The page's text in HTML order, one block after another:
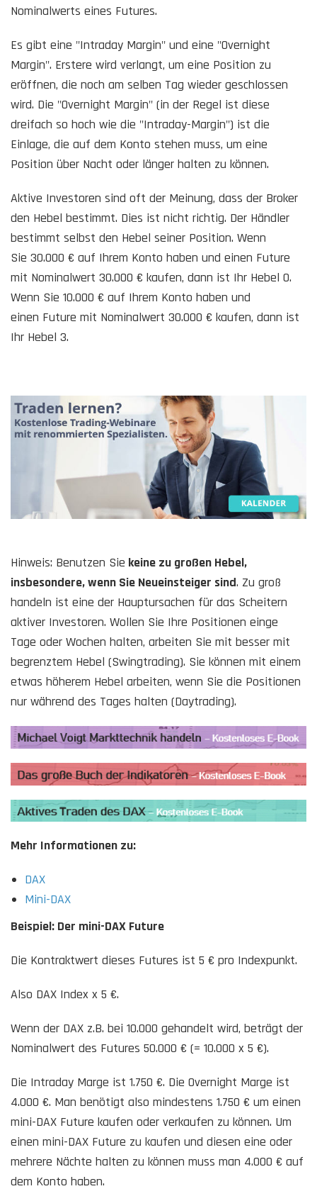
Nominalwerts eines Futures.
Es gibt eine "Intraday Margin" und eine "Overnight
Margin". Erstere wird verlangt, um eine Position zu
eröffnen, die noch am selben Tag wieder geschlossen
wird. Die "Overnight Margin" (in der Regel ist diese
dreifach so hoch wie die "Intraday-Margin") ist die
Einlage, die auf dem Konto stehen muss, um eine
Position über Nacht oder länger halten zu können.
Aktive Investoren sind oft der Meinung, dass der Broker
den Hebel bestimmt. Dies ist nicht richtig. Der Händler
bestimmt selbst den Hebel seiner Position. Wenn
Sie 30.000 € auf Ihrem Konto haben und einen Future
mit Nominalwert 30.000 € kaufen, dann ist Ihr Hebel 0.
Wenn Sie 10.000 € auf Ihrem Konto haben und
einen Future mit Nominalwert 30.000 € kaufen, dann ist
Ihr Hebel 3.
Hinweis: Benutzen Sie keine zu großen Hebel,
insbesondere, wenn Sie Neueinsteiger sind. Zu groß
handeln ist eine der Hauptursachen für das Scheitern
aktiver Investoren. Wollen Sie Ihre Positionen einge
Tage oder Wochen halten, arbeiten Sie mit besser mit
begrenztem Hebel (Swingtrading). Sie können mit einem
etwas höherem Hebel arbeiten, wenn Sie die Positionen
nur während des Tages halten (Daytrading).
Mehr Informationen zu:
DAX
Mini-DAX
Beispiel: Der mini-DAX Future
Die Kontraktwert dieses Futures ist 5 € pro Indexpunkt.
Also DAX Index x 5 €.
Wenn der DAX z.B. bei 10.000 gehandelt wird, beträgt der
Nominalwert des Futures 50.000 € (= 10.000 x 5 €).
Die Intraday Marge ist 1.750 €. Die Overnight Marge ist
4.000 €. Man benötigt also mindestens 1.750 € um einen
mini-DAX Future kaufen oder verkaufen zu können. Um
einen mini-DAX Future zu kaufen und diesen eine oder
mehrere Nächte halten zu können muss man 4.000 € auf
dem Konto haben.